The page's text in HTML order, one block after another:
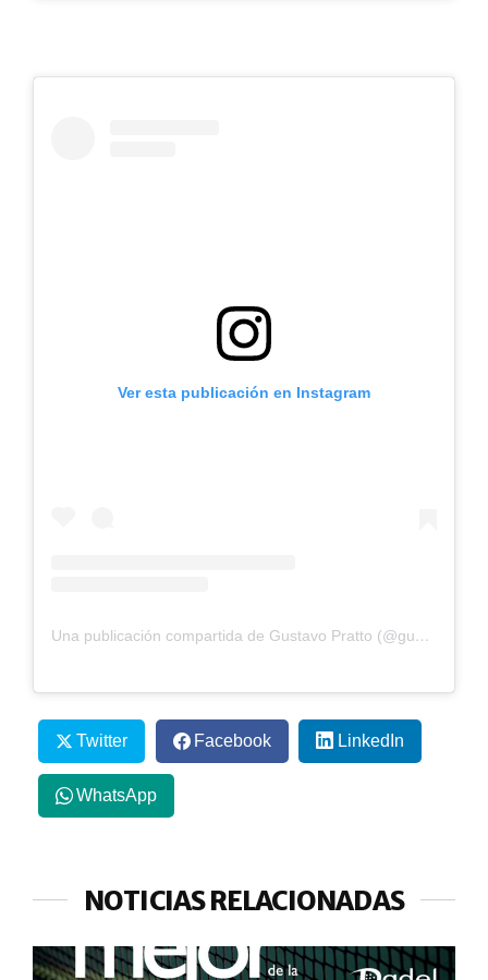
Ver esta publicación en Instagram
Una publicación compartida de Gustavo Pratto (@guspratto)
Twitter Facebook LinkedIn
WhatsApp
NOTICIAS RELACIONADAS